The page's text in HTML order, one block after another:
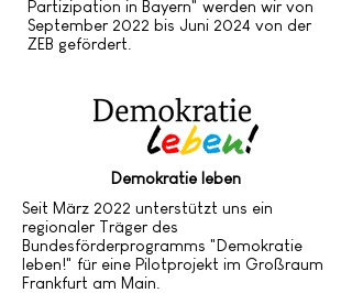
Partizipation in Bayern" werden wir von
September 2022 bis Juni 2024 von der
ZEB gefördert.
Demokratie leben
Seit März 2022 unterstützt uns ein
regionaler Träger des
Bundesförderprogramms "Demokratie
leben!" für eine Pilotprojekt im Großraum
Frankfurt am Main.